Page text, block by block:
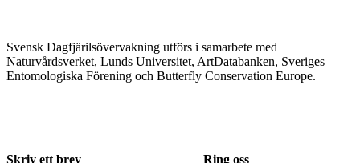
Svensk Dagfjärilsövervakning utförs i samarbete med
Naturvårdsverket, Lunds Universitet, ArtDatabanken, Sveriges
Entomologiska Förening och Butterfly Conservation Europe.
Skriv ett brev Ring oss